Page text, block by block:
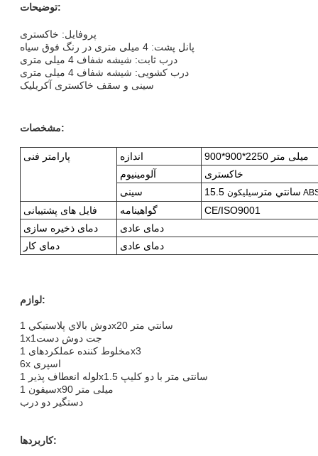
توضیحات:
پروفایل: خاکستری
پانل پشت: 4 میلی متری در رنگ فوق سیاه
درب ثابت: شیشه شفاف 4 میلی متری
درب کشویی: شیشه شفاف 4 میلی متری
سینی و سقف خاکستری آکریلیک
مشخصات:
پارامتر فنی اندازه
900*900*2250 میلی متر
آلومینیوم
خاکستری
سینی
15.5 سانتي متر
فایل های پشتیبانی
گواهینامه
CE/ISO9001
دمای ذخیره سازی
دمای عادی
دمای کار
دمای عادی
لوازم:
دوش بالاي پلاستیکي 1x20 سانتي متر
1x1جت دوش دست
مخلوط کننده عملکردهای 1x3
6x اسپری
لوله انعطاف پذیر 1x1.5 سانتی متر با دو کلیپ
سیفون 1x90 میلی متر
دستگير دو درب
کاربردها: